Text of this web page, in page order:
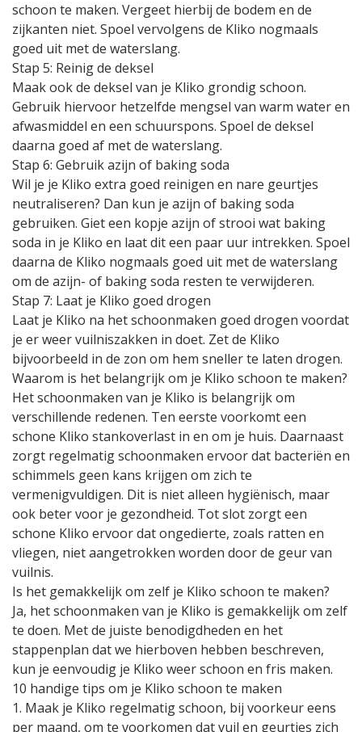
schoon te maken. Vergeet hierbij de bodem en de
zijkanten niet. Spoel vervolgens de Kliko nogmaals
goed uit met de waterslang.
Stap 5: Reinig de deksel
Maak ook de deksel van je Kliko grondig schoon.
Gebruik hiervoor hetzelfde mengsel van warm water en
afwasmiddel en een schuurspons. Spoel de deksel
daarna goed af met de waterslang.
Stap 6: Gebruik azijn of baking soda
Wil je je Kliko extra goed reinigen en nare geurtjes
neutraliseren? Dan kun je azijn of baking soda
gebruiken. Giet een kopje azijn of strooi wat baking
soda in je Kliko en laat dit een paar uur intrekken. Spoel
daarna de Kliko nogmaals goed uit met de waterslang
om de azijn- of baking soda resten te verwijderen.
Stap 7: Laat je Kliko goed drogen
Laat je Kliko na het schoonmaken goed drogen voordat
je er weer vuilniszakken in doet. Zet de Kliko
bijvoorbeeld in de zon om hem sneller te laten drogen.
Waarom is het belangrijk om je Kliko schoon te maken?
Het schoonmaken van je Kliko is belangrijk om
verschillende redenen. Ten eerste voorkomt een
schone Kliko stankoverlast in en om je huis. Daarnaast
zorgt regelmatig schoonmaken ervoor dat bacteriën en
schimmels geen kans krijgen om zich te
vermenigvuldigen. Dit is niet alleen hygiënisch, maar
ook beter voor je gezondheid. Tot slot zorgt een
schone Kliko ervoor dat ongedierte, zoals ratten en
vliegen, niet aangetrokken worden door de geur van
vuilnis.
Is het gemakkelijk om zelf je Kliko schoon te maken?
Ja, het schoonmaken van je Kliko is gemakkelijk om zelf
te doen. Met de juiste benodigdheden en het
stappenplan dat we hierboven hebben beschreven,
kun je eenvoudig je Kliko weer schoon en fris maken.
10 handige tips om je Kliko schoon te maken
1. Maak je Kliko regelmatig schoon, bij voorkeur eens
per maand, om te voorkomen dat vuil en geurtjes zich